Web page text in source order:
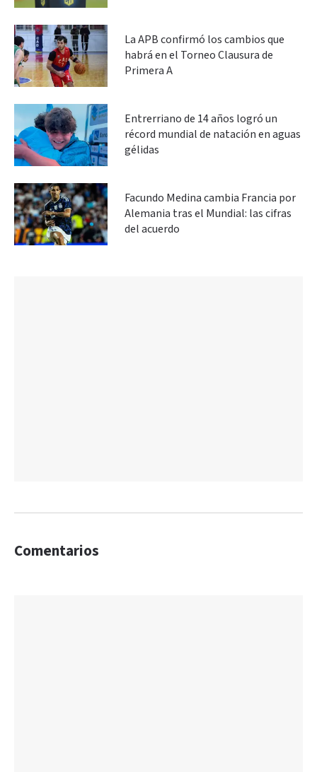
La APB confirmó los cambios que
habrá en el Torneo Clausura de
Primera A
Entrerriano de 14 años logró un
récord mundial de natación en aguas
gélidas
Facundo Medina cambia Francia por
Alemania tras el Mundial: las cifras
del acuerdo
Comentarios